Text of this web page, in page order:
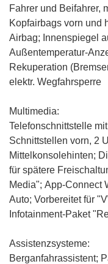
Fahrer und Beifahrer,
Kopfairbags vorn und
Airbag; Innenspiegel
Außentemperatur-
Rekuperation
elektr. Wegfahrsperre
Multimedia:
Telefonschnittstelle
Schnittstellen vorn, 2
Mittelkonsolehinten;
für spätere
Media"; App-Connect
Auto; Vorbereitet für
Infotainment-Paket
Assistenzsysteme:
Berganfahrassistent;